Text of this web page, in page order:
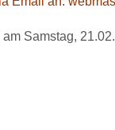
Samstag,